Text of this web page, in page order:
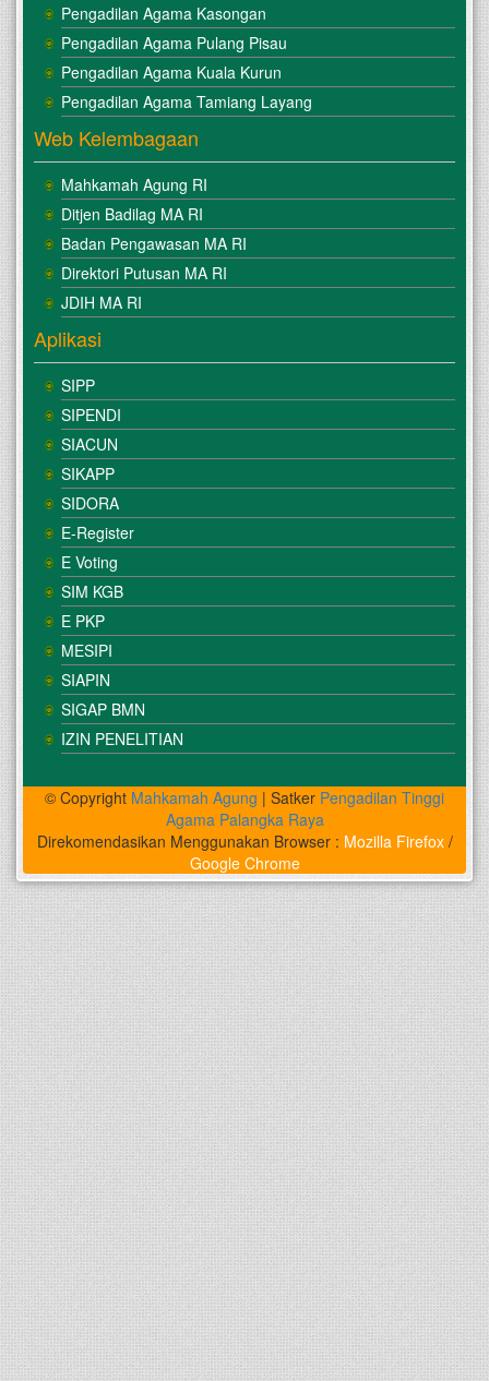
Pengadilan Agama Kasongan
Pengadilan Agama Pulang Pisau
Pengadilan Agama Kuala Kurun
Pengadilan Agama Tamiang Layang
Web Kelembagaan
Mahkamah Agung RI
Ditjen Badilag MA RI
Badan Pengawasan MA RI
Direktori Putusan MA RI
JDIH MA RI
Aplikasi
SIPP
SIPENDI
SIACUN
SIKAPP
SIDORA
E-Register
E Voting
SIM KGB
E PKP
MESIPI
SIAPIN
SIGAP BMN
IZIN PENELITIAN
© Copyright Mahkamah Agung | Satker Pengadilan Tinggi
Agama Palangka Raya
Direkomendasikan Menggunakan Browser : Mozilla Firefox/
Google Chrome